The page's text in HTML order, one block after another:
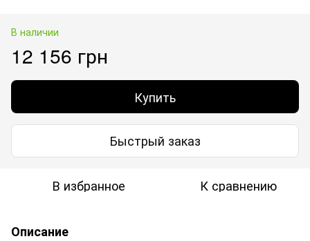
В наличии
12 156 грн
Купить
Быстрый заказ
В избранное К сравнению
Описание